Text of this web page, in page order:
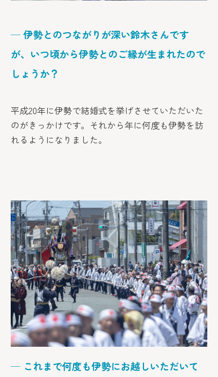
─ 伊勢とのつながりが深い鈴木さんです
が、いつ頃から伊勢とのご縁が生まれたので
しょうか？
平成20年に伊勢で結婚式を挙げさせていただいた
のがきっかけです。それから年に何度も伊勢を訪
れるようになりました。
─ これまで何度も伊勢にお越しいただいて